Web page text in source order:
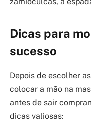
zamioculcas, a
Dicas para
sucesso
Depois de escolher
colocar a mão na
antes de sair
dicas valiosas: